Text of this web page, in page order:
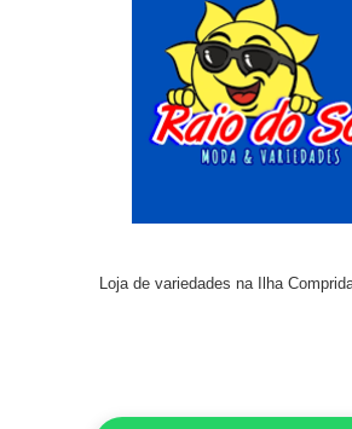
Loja de variedades na Ilha